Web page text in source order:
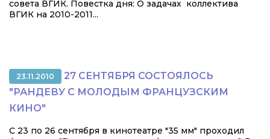
совета ВГИК. Повестка дня: О задачах коллектива
ВГИК на 2010-2011...
23.11.2010
27 СЕНТЯБРЯ СОСТОЯЛОСЬ
"РАНДЕВУ С МОЛОДЫМ ФРАНЦУЗСКИМ
КИНО"
С 23 по 26 сентября в кинотеатре "35 мм" проходил